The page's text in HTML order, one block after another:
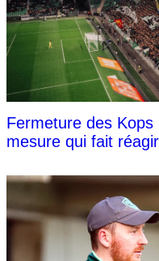
Fermeture des Kops
mesure qui fait réagir